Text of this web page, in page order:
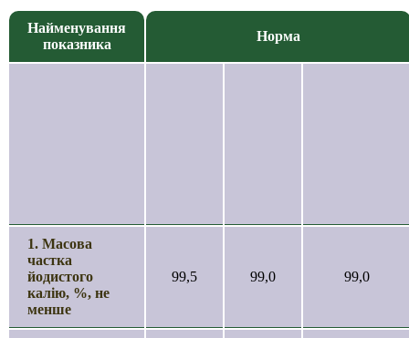
Найменування
показника
Норма
1. Масова
частка
йодистого
калію, %, не
менше
99,5 99,0 99,0